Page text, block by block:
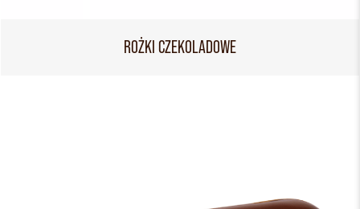
ROŻKI CZEKOLADOWE